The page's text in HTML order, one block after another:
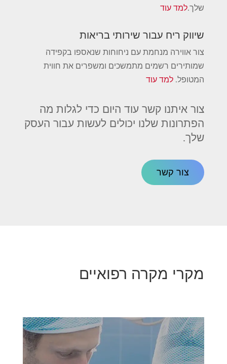
שלך.למד עוד
שיווק ריח עבור שירותי בריאות
צור אווירה מנחמת עם ניחוחות שנאספו בקפידה
שמותירים רשמים מתמשכים ומשפרים את חווית
המטופל. למד עוד
צור איתנו קשר עוד היום כדי לגלות מה
הפתרונות שלנו יכולים לעשות עבור העסק
שלך.
צור קשר
מקרי מקרה רפואיים